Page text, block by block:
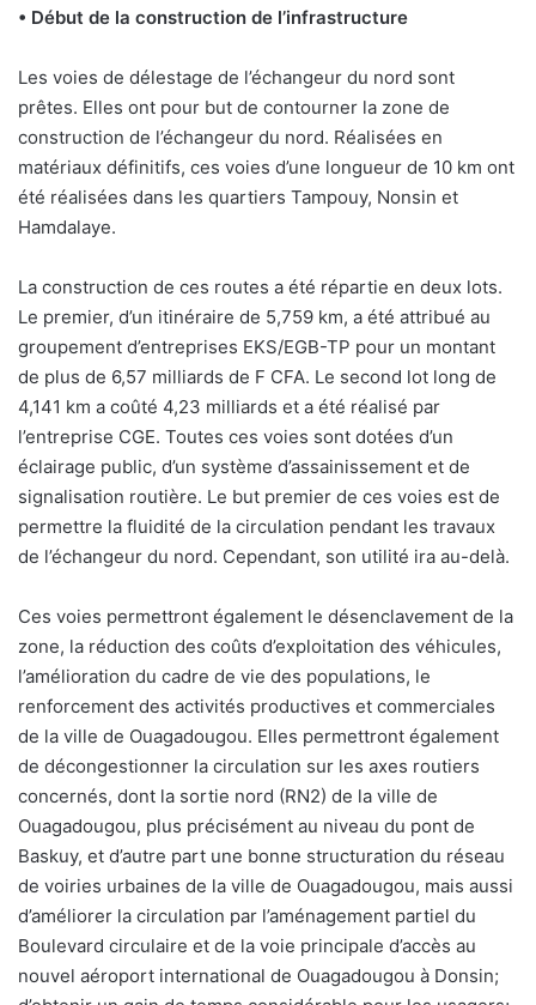
• Début de la construction de l’infrastructure
Les voies de délestage de l’échangeur du nord sont
prêtes. Elles ont pour but de contourner la zone de
construction de l’échangeur du nord. Réalisées en
matériaux définitifs, ces voies d’une longueur de 10 km ont
été réalisées dans les quartiers Tampouy, Nonsin et
Hamdalaye.
La construction de ces routes a été répartie en deux lots.
Le premier, d’un itinéraire de 5,759 km, a été attribué au
groupement d’entreprises EKS/EGB-TP pour un montant
de plus de 6,57 milliards de F CFA. Le second lot long de
4,141 km a coûté 4,23 milliards et a été réalisé par
l’entreprise CGE. Toutes ces voies sont dotées d’un
éclairage public, d’un système d’assainissement et de
signalisation routière. Le but premier de ces voies est de
permettre la fluidité de la circulation pendant les travaux
de l’échangeur du nord. Cependant, son utilité ira au-delà.
Ces voies permettront également le désenclavement de la
zone, la réduction des coûts d’exploitation des véhicules,
l’amélioration du cadre de vie des populations, le
renforcement des activités productives et commerciales
de la ville de Ouagadougou. Elles permettront également
de décongestionner la circulation sur les axes routiers
concernés, dont la sortie nord (RN2) de la ville de
Ouagadougou, plus précisément au niveau du pont de
Baskuy, et d’autre part une bonne structuration du réseau
de voiries urbaines de la ville de Ouagadougou, mais aussi
d’améliorer la circulation par l’aménagement partiel du
Boulevard circulaire et de la voie principale d’accès au
nouvel aéroport international de Ouagadougou à Donsin;